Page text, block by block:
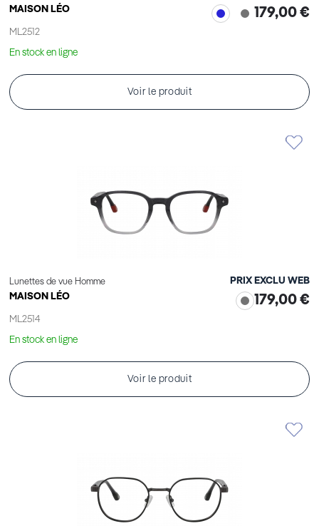
MAISON LÉO
ML2512
179,00 €
En stock en ligne
Voir le produit
Lunettes de vue Homme
MAISON LÉO
ML2514
PRIX EXCLU WEB
179,00 €
En stock en ligne
Voir le produit